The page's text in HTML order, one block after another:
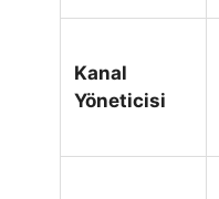
Kanal
Yöneticisi